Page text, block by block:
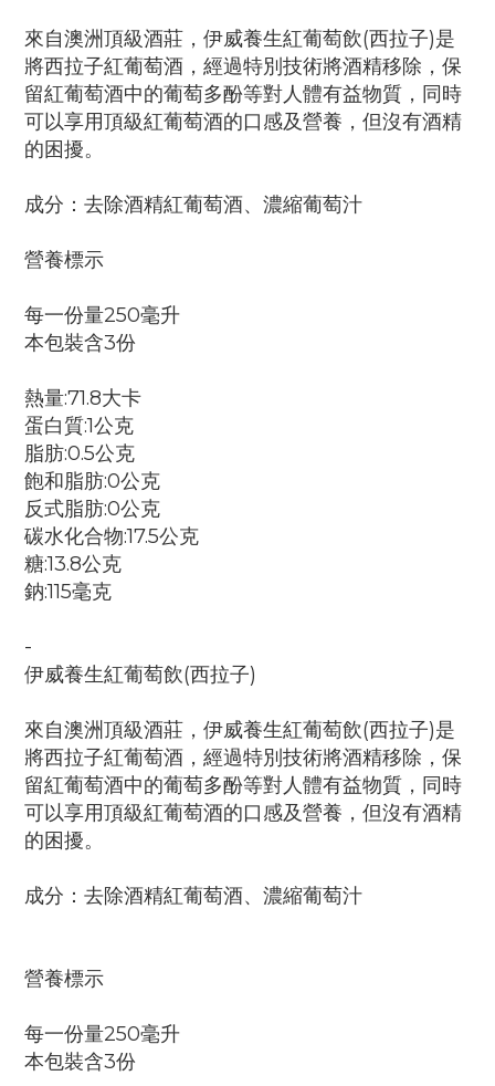
來自澳洲頂級酒莊，伊威養生紅葡萄飲(西拉子)是
將西拉子紅葡萄酒，經過特別技術將酒精移除，保
留紅葡萄酒中的葡萄多酚等對人體有益物質，同時
可以享用頂級紅葡萄酒的口感及營養，但沒有酒精
的困擾。
成分：去除酒精紅葡萄酒、濃縮葡萄汁
營養標示
每一份量250毫升
本包裝含3份
熱量:71.8大卡
蛋白質:1公克
脂肪:0.5公克
飽和脂肪:0公克
反式脂肪:0公克
碳水化合物:17.5公克
糖:13.8公克
鈉:115毫克
-
伊威養生紅葡萄飲(西拉子)
來自澳洲頂級酒莊，伊威養生紅葡萄飲(西拉子)是
將西拉子紅葡萄酒，經過特別技術將酒精移除，保
留紅葡萄酒中的葡萄多酚等對人體有益物質，同時
可以享用頂級紅葡萄酒的口感及營養，但沒有酒精
的困擾。
成分：去除酒精紅葡萄酒、濃縮葡萄汁
營養標示
每一份量250毫升
本包裝含3份